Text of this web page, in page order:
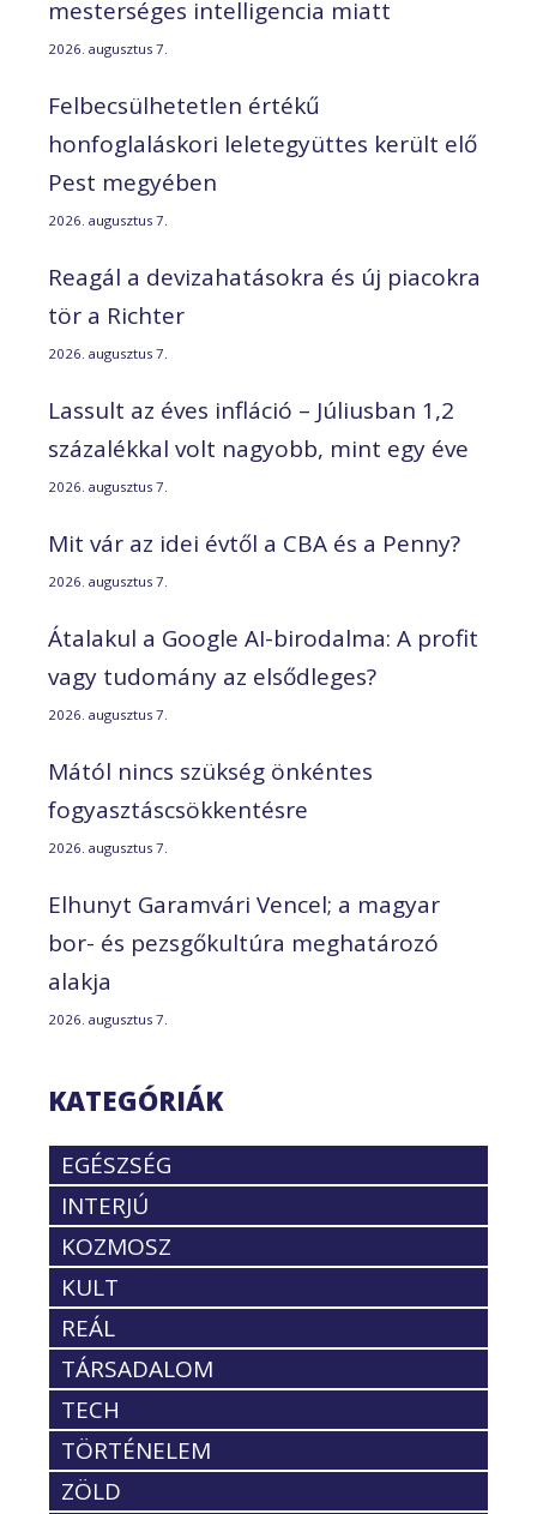
mesterséges intelligencia miatt
2026. augusztus 7.
Felbecsülhetetlen értékű
honfoglaláskori leletegyüttes került elő
Pest megyében
2026. augusztus 7.
Reagál a devizahatásokra és új piacokra
tör a Richter
2026. augusztus 7.
Lassult az éves infláció – Júliusban 1,2
százalékkal volt nagyobb, mint egy éve
2026. augusztus 7.
Mit vár az idei évtől a CBA és a Penny?
2026. augusztus 7.
Átalakul a Google AI-birodalma: A profit
vagy tudomány az elsődleges?
2026. augusztus 7.
Mától nincs szükség önkéntes
fogyasztáscsökkentésre
2026. augusztus 7.
Elhunyt Garamvári Vencel; a magyar
bor- és pezsgőkultúra meghatározó
alakja
2026. augusztus 7.
KATEGÓRIÁK
EGÉSZSÉG
INTERJÚ
KOZMOSZ
KULT
REÁL
TÁRSADALOM
TECH
TÖRTÉNELEM
ZÖLD